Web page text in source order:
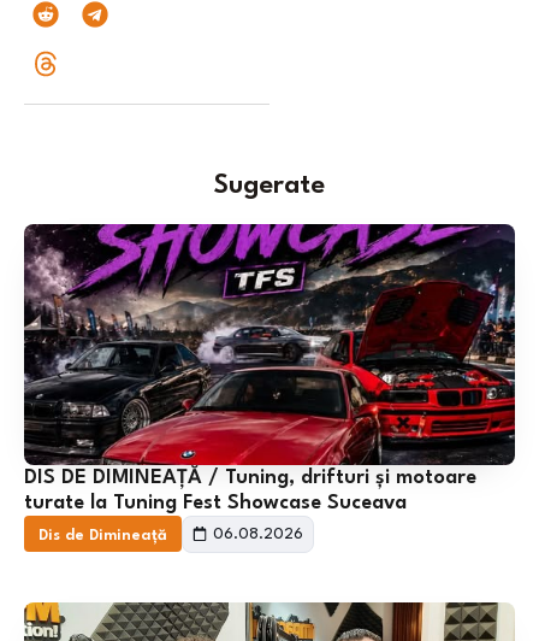
Sugerate
DIS DE DIMINEAȚĂ / Tuning, drifturi și motoare
turate la Tuning Fest Showcase Suceava
Dis de Dimineață 06.08.2026